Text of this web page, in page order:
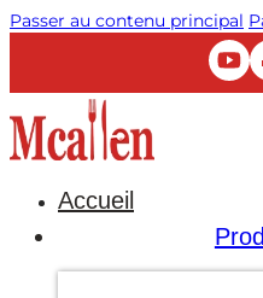
Passer au contenu principal
Accueil